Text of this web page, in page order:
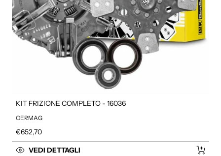
KIT FRIZIONE COMPLETO - 16036
CERMAG
Prezzo regolare
€652,70
VEDI DETTAGLI